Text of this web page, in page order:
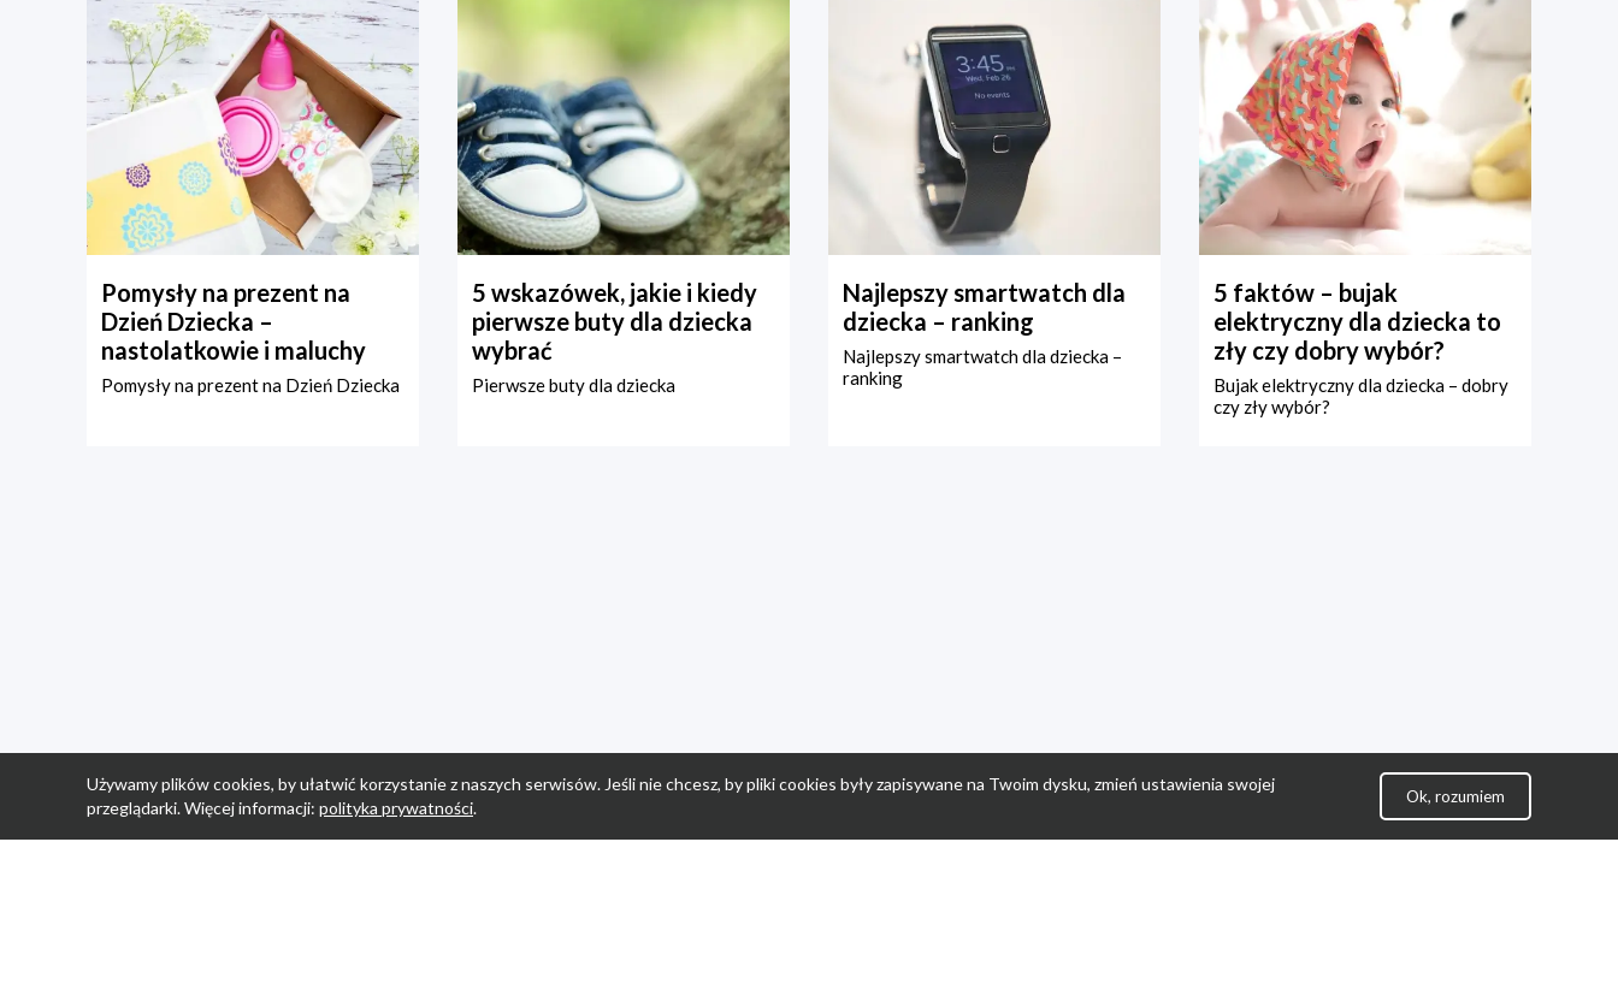
Pomysły na prezent na
Dzień Dziecka –
nastolatkowie i maluchy
Pomysły na prezent na Dzień Dziecka
5 wskazówek, jakie i kiedy
pierwsze buty dla dziecka
wybrać
Pierwsze buty dla dziecka
Najlepszy smartwatch dla
dziecka – ranking
Najlepszy smartwatch dla dziecka –
ranking
5 faktów – bujak
elektryczny dla dziecka to
zły czy dobry wybór?
Bujak elektryczny dla dziecka – dobry
czy zły wybór?
Używamy plików cookies, by ułatwić korzystanie z naszych serwisów. Jeśli nie chcesz, by pliki cookies były zapisywane na Twoim dysku, zmień ustawienia swojej
przeglądarki. Więcej informacji: polityka prywatności.
Ok, rozumiem